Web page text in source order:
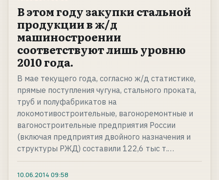
В этом году закупки стальной
продукции в ж/д
машиностроении
соответствуют лишь уровню
2010 года.
В мае текущего года, согласно ж/д статистике,
прямые поступления чугуна, стального проката,
труб и полуфабрикатов на
локомотивостроительные, вагоноремонтные и
вагоностроительные предприятия России
(включая предприятия двойного назначения и
структуры РЖД) составили 122,6 тыс т.…
10.06.2014 09:58